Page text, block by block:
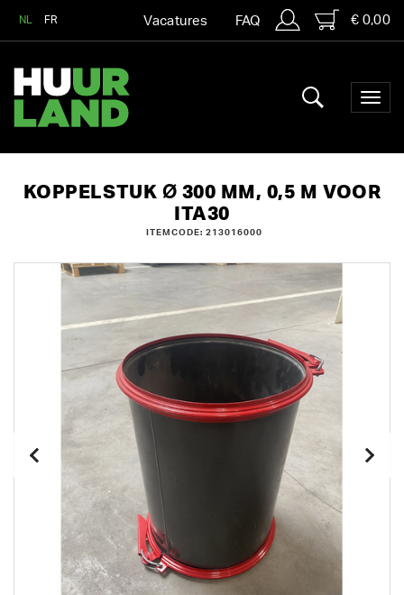
NL FR Vacatures FAQ € 0,00
KOPPELSTUK Ø 300 MM, 0,5 M VOOR
ITA30
ITEMCODE: 213016000